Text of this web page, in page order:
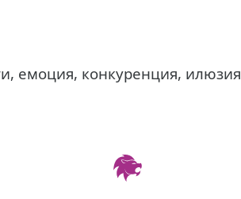
емоция, конкуренция, илюзия